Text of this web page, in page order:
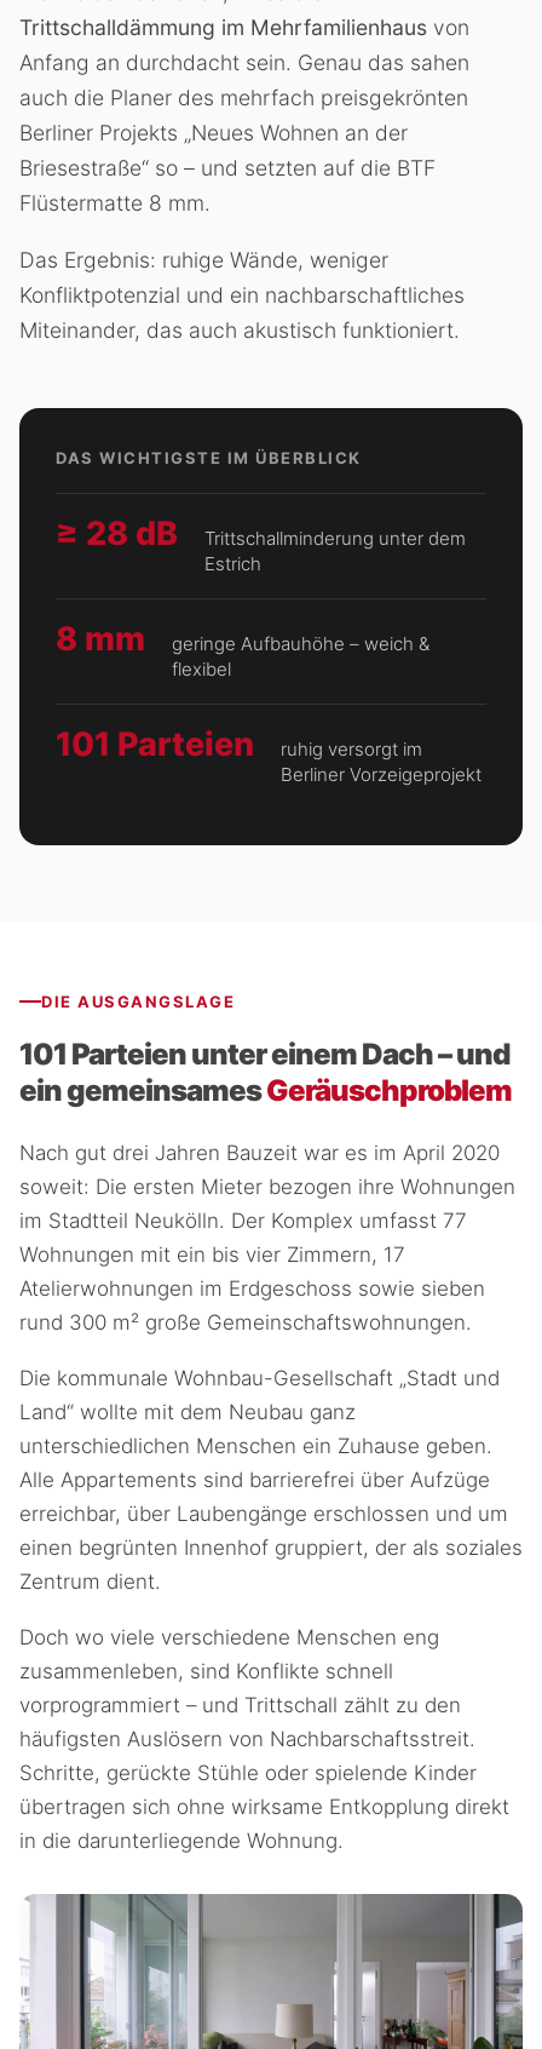
Trittschalldämmung im Mehrfamilienhaus von
Anfang an durchdacht sein. Genau das sahen
auch die Planer des mehrfach preisgekrönten
Berliner Projekts „Neues Wohnen an der
Briesestraße“ so – und setzten auf die BTF
Flüstermatte 8 mm.
Das Ergebnis: ruhige Wände, weniger
Konfliktpotenzial und ein nachbarschaftliches
Miteinander, das auch akustisch funktioniert.
DAS WICHTIGSTE IM ÜBERBLICK
≥ 28 dB
Trittschallminderung unter dem
Estrich
8 mm
geringe Aufbauhöhe – weich &
flexibel
101 Parteien
ruhig versorgt im
Berliner Vorzeigeprojekt
DIE AUSGANGSLAGE
101 Parteien unter einem Dach – und
ein gemeinsamesGeräuschproblem
Nach gut drei Jahren Bauzeit war es im April 2020
soweit: Die ersten Mieter bezogen ihre Wohnungen
im Stadtteil Neukölln. Der Komplex umfasst 77
Wohnungen mit ein bis vier Zimmern, 17
Atelierwohnungen im Erdgeschoss sowie sieben
rund 300 m² große Gemeinschaftswohnungen.
Die kommunale Wohnbau-Gesellschaft „Stadt und
Land“ wollte mit dem Neubau ganz
unterschiedlichen Menschen ein Zuhause geben.
Alle Appartements sind barrierefrei über Aufzüge
erreichbar, über Laubengänge erschlossen und um
einen begrünten Innenhof gruppiert, der als soziales
Zentrum dient.
Doch wo viele verschiedene Menschen eng
zusammenleben, sind Konflikte schnell
vorprogrammiert – und Trittschall zählt zu den
häufigsten Auslösern von Nachbarschaftsstreit.
Schritte, gerückte Stühle oder spielende Kinder
übertragen sich ohne wirksame Entkopplung direkt
in die darunterliegende Wohnung.